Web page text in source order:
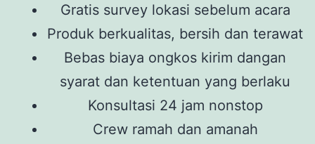
Gratis survey lokasi sebelum acara
Produk berkualitas, bersih dan terawat
Bebas biaya ongkos kirim dangan
syarat dan ketentuan yang berlaku
Konsultasi 24 jam nonstop
Crew ramah dan amanah